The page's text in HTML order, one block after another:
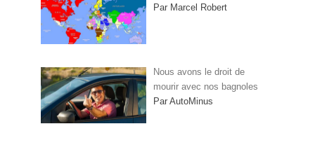
Par Marcel Robert
Nous avons le droit de
mourir avec nos bagnoles
Par AutoMinus